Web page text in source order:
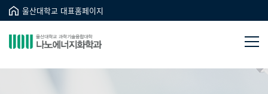
울산대학교 대표홈페이지